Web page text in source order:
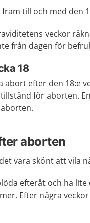
till och med den
veckor
från dagen för
18
abort efter den 18:e
tillstånd för aborten.
aborten
vara skönt att vila
efteråt och ha
Efter några